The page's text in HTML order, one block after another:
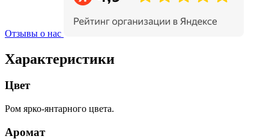
Отзывы о нас
Характеристики
Цвет
Ром ярко-янтарного цвета.
Аромат